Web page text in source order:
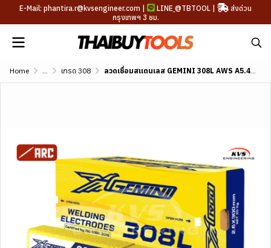
E-Mail: phantira.r@kvsengineer.com | LINE @TBTOOL |
ส่งด่วน
กรุงเทพฯ 3 ชม.
Home ... เกรด 308 ลวดเชื่อมสแตนเลส GEMINI 308L AWS A5.4 E308L-16